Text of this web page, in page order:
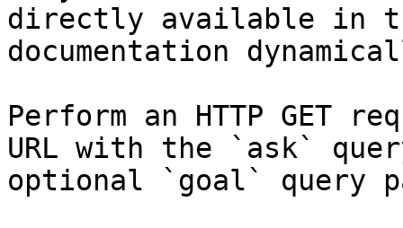
directly available in
documentation
Perform an HTTP GET
URL with the `ask`
optional `goal` query